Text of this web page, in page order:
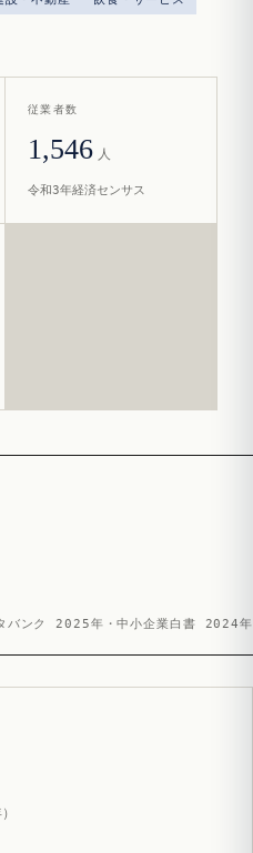
従業者数
1,546 人
令和3年経済センサス
バンク 2025年・中小企業白書 2024年